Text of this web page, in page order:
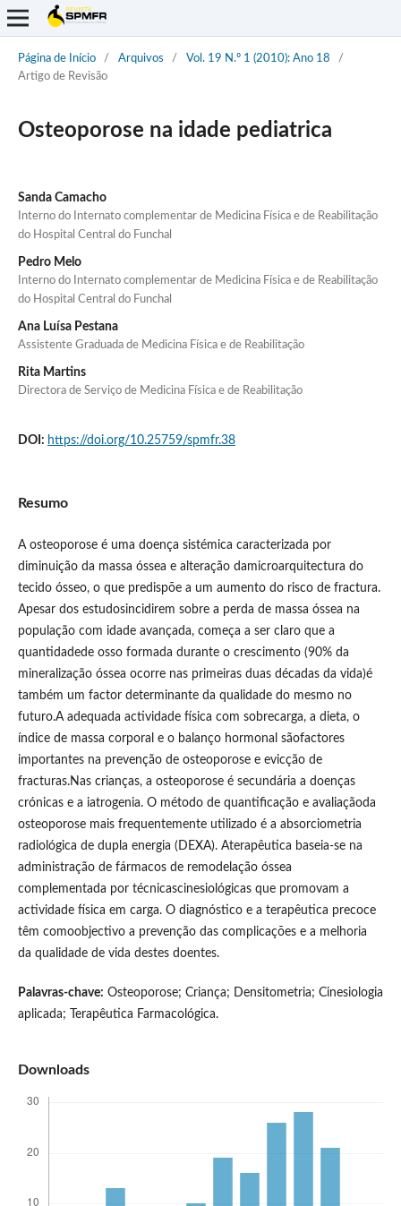
Página de Início / Arquivos / Vol. 19 N.º 1 (2010): Ano 18
/
Artigo de Revisão
Osteoporose na idade pediatrica
Sanda Camacho
Interno do Internato complementar de Medicina Física e de Reabilitação
do Hospital Central do Funchal
Pedro Melo
Interno do Internato complementar de Medicina Física e de Reabilitação
do Hospital Central do Funchal
Ana Luísa Pestana
Assistente Graduada de Medicina Física e de Reabilitação
Rita Martins
Directora de Serviço de Medicina Física e de Reabilitação
DOI: https://doi.org/10.25759/spmfr.38
Resumo
A osteoporose é uma doença sistémica caracterizada por
diminuição da massa óssea e alteração damicroarquitectura do
tecido ósseo, o que predispõe a um aumento do risco de fractura.
Apesar dos estudosincidirem sobre a perda de massa óssea na
população com idade avançada, começa a ser claro que a
quantidadede osso formada durante o crescimento (90% da
mineralização óssea ocorre nas primeiras duas décadas da vida)é
também um factor determinante da qualidade do mesmo no
futuro.A adequada actividade física com sobrecarga, a dieta, o
índice de massa corporal e o balanço hormonal sãofactores
importantes na prevenção de osteoporose e evicção de
fracturas.Nas crianças, a osteoporose é secundária a doenças
crónicas e a iatrogenia. O método de quantificação e avaliaçãoda
osteoporose mais frequentemente utilizado é a absorciometria
radiológica de dupla energia (DEXA). Aterapêutica baseia-se na
administração de fármacos de remodelação óssea
complementada por técnicascinesiológicas que promovam a
actividade física em carga. O diagnóstico e a terapêutica precoce
têm comoobjectivo a prevenção das complicações e a melhoria
da qualidade de vida destes doentes.
Palavras-chave: Osteoporose; Criança; Densitometria; Cinesiologia
aplicada; Terapêutica Farmacológica.
Downloads